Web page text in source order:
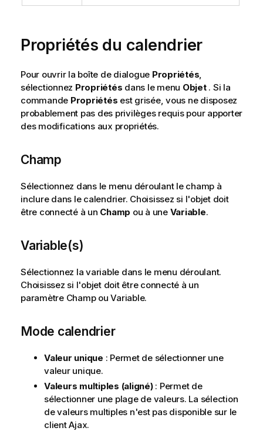
Propriétés du calendrier
Pour ouvrir la boîte de dialogue Propriétés,
sélectionnez Propriétés dans le menu Objet. Si la
commande Propriétés est grisée, vous ne disposez
probablement pas des privilèges requis pour apporter
des modifications aux propriétés.
Champ
Sélectionnez dans le menu déroulant le champ à
inclure dans le calendrier. Choisissez si l'objet doit
être connecté à un Champ ou à une Variable.
Variable(s)
Sélectionnez la variable dans le menu déroulant.
Choisissez si l'objet doit être connecté à un
paramètre ChampouVariable.
Mode calendrier
Valeur unique : Permet de sélectionner une
valeur unique.
Valeurs multiples (aligné): Permet de
sélectionner une plage de valeurs. La sélection
de valeurs multiples n'est pas disponible sur le
client Ajax.